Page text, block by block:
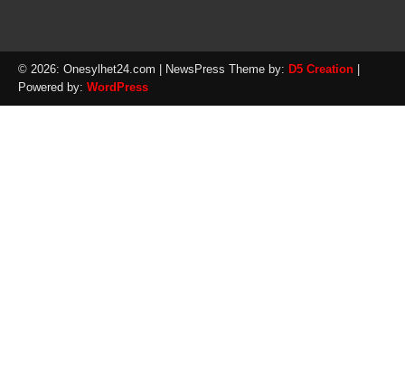
© 2026: Onesylhet24.com | NewsPress Theme by: D5 Creation
Powered by: WordPress